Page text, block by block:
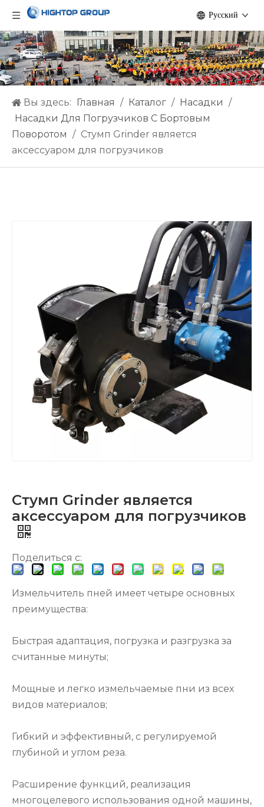
Pусский
Вы здесь: Главная / Каталог / Насадки /
Насадки Для Погрузчиков С Бортовым
Поворотом / Стумп Grinder является
аксессуаром для погрузчиков
Стумп Grinder является
аксессуаром для погрузчиков
Поделиться с:
Измельчитель пней имеет четыре основных
преимущества:
Быстрая адаптация, погрузка и разгрузка за
считанные минуты;
Мощные и легко измельчаемые пни из всех
видов материалов;
Гибкий и эффективный, с регулируемой
глубиной и углом реза.
Расширение функций, реализация
многоцелевого использования одной машины,